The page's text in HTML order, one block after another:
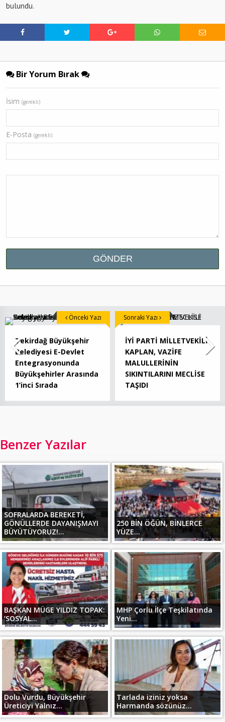
bulundu.
Bir Yorum Bırak
İsim (gerekli)
E-Posta (gerekli)
Tekirdağ Büyükşehir
Belediyesi E-Devlet
Entegrasyonunda
Büyükşehirler Arasında
1’inci Sırada
Önceki Yazı
İYİ PARTİ MİLLETVEKİLİ
KAPLAN, VAZİFE
MALULLERİNİN
SIKINTILARINI MECLİSE
TAŞIDI
Sonraki Yazı
Benzer Yazılar
SOFRALARDA BEREKETİ,
GÖNÜLLERDE DAYANIŞMAYI
BÜYÜTÜYORUZ!...
250 BİN ÖĞÜN, BİNLERCE
YÜZE...
BAŞKAN MÜGE YILDIZ TOPAK:
‘SOSYAL...
MHP Çorlu İlçe Teşkilatında
Yeni...
Dolu Vurdu, Büyükşehir
Üreticiyi Yalnız...
Tarlada iziniz yoksa
Harmanda sözünüz...